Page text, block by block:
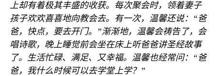
上却有着极其丰盛的收获。每次聚会时，领着妻子
孩子欢欢喜喜地向教会去。有一次，温馨还说：“爸
爸，快点，要去开门。”渐渐地，温馨会祷告了，会
唱诗歌，晚上睡觉前会坐在床上听爸爸讲圣经故事
了。生活忙碌、满足、又幸福。温馨也经常问：“爸
爸，我什么时候可以去学堂上学？”